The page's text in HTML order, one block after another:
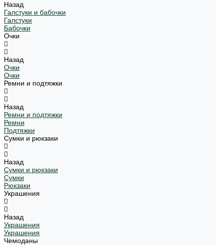
Назад
Галстуки и бабочки
Галстуки
Бабочки
Очки
Назад
Очки
Очки
Ремни и подтяжки
Назад
Ремни и подтяжки
Ремни
Подтяжки
Сумки и рюкзаки
Назад
Сумки и рюкзаки
Сумки
Рюкзаки
Украшения
Назад
Украшения
Украшения
Чемоданы